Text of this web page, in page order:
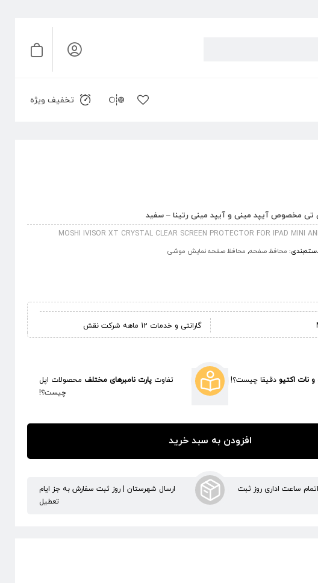
تخفیف ویژه
مخصوص آیپد مینی و آیپد مینی رتینا – سفید
MOSHI IVISOR XT CRYSTAL CLEAR SCREEN PROTECTOR FOR IPAD MINI
محافظ صفحه, محافظ صفحه نمایش موشی
گارانتی و خدمات 12 ماهه شرکت نقش
و نات اکتیو دقیقا چیست؟! تفاوت پارت نامبرهای مختلف محصولات اپل
چیست؟!
افزودن به سبد خرید
ساعت اداری روز ثبت
ارسال شهرستان | روز ثبت سفارش به جز ایام
تعطیل